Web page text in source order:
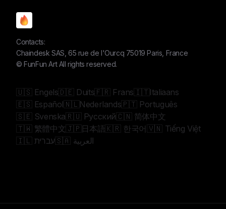
Contacts:
Chaindesk SAS, 65 rue de l'Ourcq 75019 Paris, France
©FunFun ArtAll rights reserved.
🇺🇸 Engels🇩🇪 Duits🇫🇷 Frans🇮🇹Italiaans
🇪🇸 Español🇳🇱Nederlands🇵🇹 Português
🇸🇪 Svenska🇷🇺 Русский🇨🇳 简体中文
🇹🇼 繁體中文🇯🇵日本語🇰🇷 한국어🇻🇳 Tiếng Việt
🇮🇱 עברית
🇸🇦 العربية